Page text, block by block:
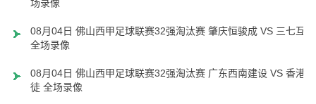
场录像
08月04日 佛山西甲足球联赛32强淘汰赛 肇庆恒骏成 VS 三七互娱
全场录像
08月04日 佛山西甲足球联赛32强淘汰赛 广东西南建设 VS 香港圣
徒 全场录像